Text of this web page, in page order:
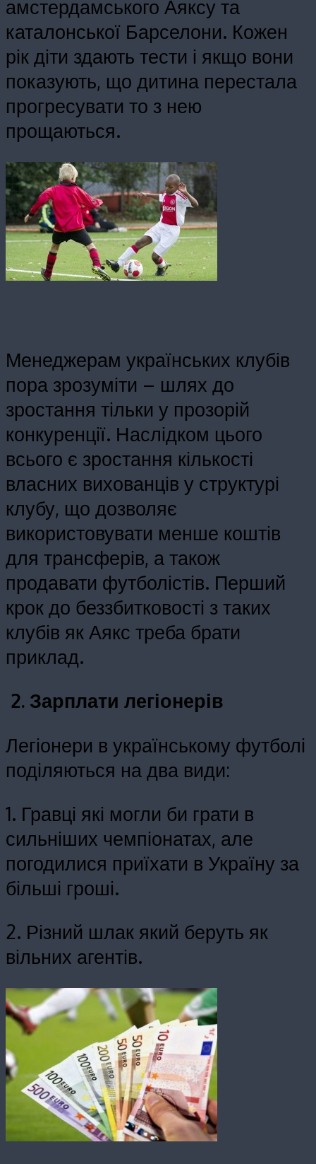
амстердамського Аяксу та
каталонської Барселони. Кожен
рік діти здають тести і якщо вони
показують, що дитина перестала
прогресувати то з нею
прощаються.
Менеджерам українських клубів
пора зрозуміти – шлях до
зростання тільки у прозорій
конкуренції. Наслідком цього
всього є зростання кількості
власних вихованців у структурі
клубу, що дозволяє
використовувати менше коштів
для трансферів, а також
продавати футболістів. Перший
крок до беззбитковості з таких
клубів як Аякс треба брати
приклад.
2. Зарплати легіонерів
Легіонери в українському футболі
поділяються на два види:
1. Гравці які могли би грати в
сильніших чемпіонатах, але
погодилися приїхати в Україну за
більші гроші.
2. Різний шлак який беруть як
вільних агентів.